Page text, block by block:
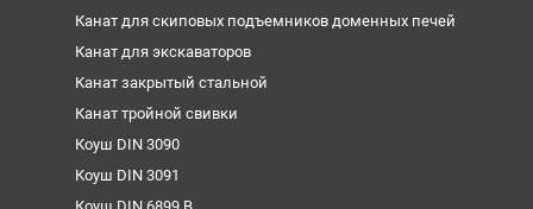
Канат для скиповых подъемников доменных печей
Канат для экскаваторов
Канат закрытый стальной
Канат тройной свивки
Коуш DIN 3090
Коуш DIN 3091